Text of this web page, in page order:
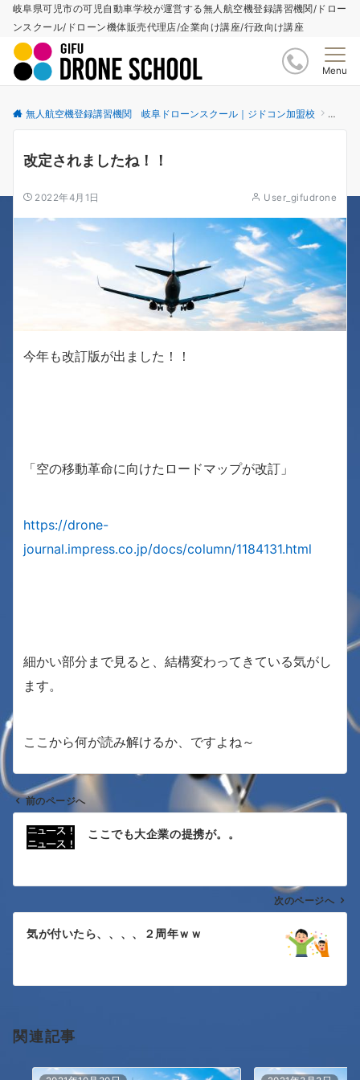
岐阜県可児市の可児自動車学校が運営する無人航空機登録講習機関/ドロー
ンスクール/ドローン機体販売代理店/企業向け講座/行政向け講座
Menu
無人航空機登録講習機関 岐阜ドローンスクール｜ジドコン加盟校 更新
改定されましたね！！
2022年4月1日 User_gifudrone
今年も改訂版が出ました！！
「空の移動革命に向けたロードマップが改訂」
https://drone-
journal.impress.co.jp/docs/column/1184131.html
細かい部分まで見ると、結構変わってきている気がし
ます。
ここから何が読み解けるか、ですよね～
投
稿
ナ
ビ
ゲ
シ
ン
前のページへ
ここでも大企業の提携が。。
次のページへ
気が付いたら、、、、２周年ｗｗ
関連記事